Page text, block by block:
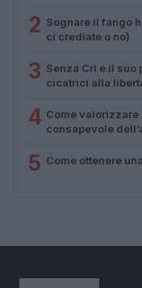
2 Sognare il fango
ci crediate o no)
3 Senza Cri e il
cicatrici alla
4 Come valorizzare
consapevole
5 Come ottenere